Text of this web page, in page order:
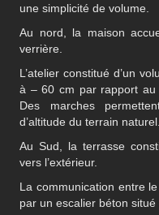
une simplicité de volume.
Au nord, la maison
verrière.
L’atelier constitué d’un
à – 60 cm par rapport au
Des marches
d’altitude du terrain naturel.
Au Sud, la terrasse
vers l’extérieur.
La communication entre
par un escalier béton situé